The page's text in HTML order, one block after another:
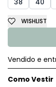
WISHLIST
Vendido e
Como Vestir